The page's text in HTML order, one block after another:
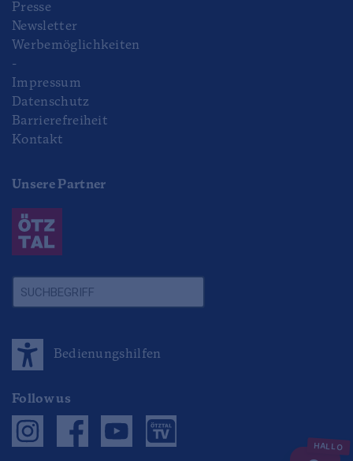
Presse
Newsletter
Werbemöglichkeiten
-
Impressum
Datenschutz
Barrierefreiheit
Kontakt
Unsere Partner
Bedienungshilfen
Follow us